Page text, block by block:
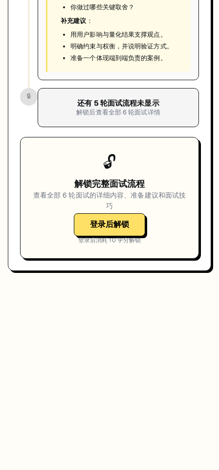
你做过哪些关键取舍？
补充建议 ：
用用户影响与量化结果支撑观点。
明确约束与权衡，并说明验证方式。
准备一个体现端到端负责的案例。
🔒
还有 5轮面试流程未显示
解锁后查看全部6 轮面试详情
🔓
解锁完整面试流程
查看全部6 轮面试的详细内容、准备建议和面试技
巧
登录后解锁
登录后消耗10学分解锁